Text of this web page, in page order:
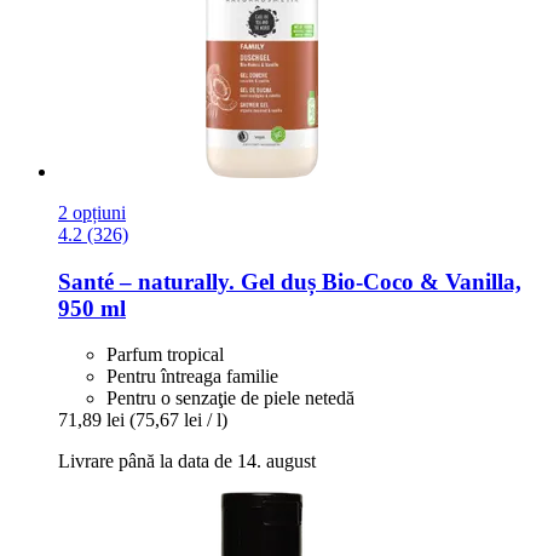
2 opțiuni
4.2 (326)
Santé – naturally. Gel duș Bio-​Coco & Vanilla,
950 ml
Parfum tropical
Pentru întreaga familie
Pentru o senzaţie de piele netedă
71,89 lei (75,67 lei / l)
Livrare până la data de 14. august